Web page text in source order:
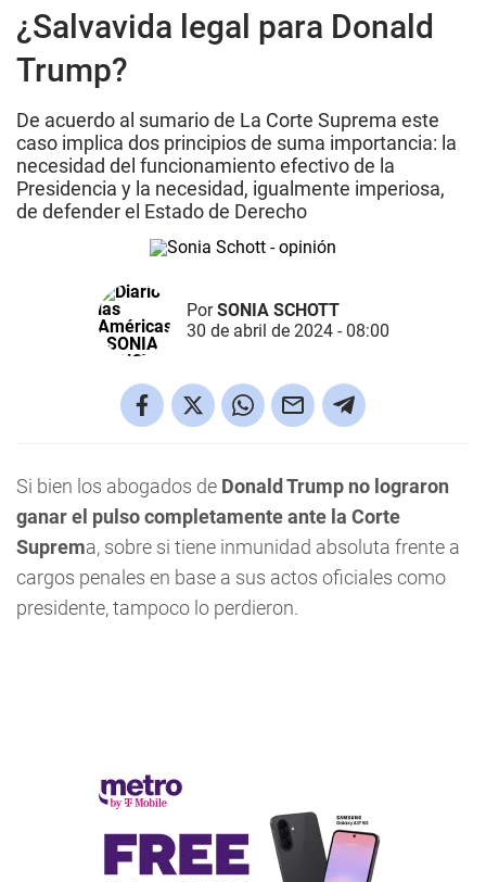
¿Salvavida legal para Donald
Trump?
De acuerdo al sumario de La Corte Suprema este
caso implica dos principios de suma importancia: la
necesidad del funcionamiento efectivo de la
Presidencia y la necesidad, igualmente imperiosa,
de defender el Estado de Derecho
PorSONIA SCHOTT
30 de abril de 2024 - 08:00
Si bien los abogados de Donald Trump no lograron
ganar el pulso completamente ante la Corte
Suprema, sobre si tiene inmunidad absoluta frente a
cargos penales en base a sus actos oficiales como
presidente, tampoco lo perdieron.